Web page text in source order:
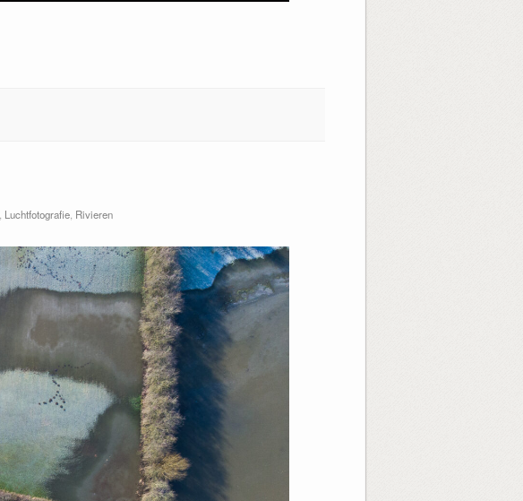
Luchtfotografie Rivieren